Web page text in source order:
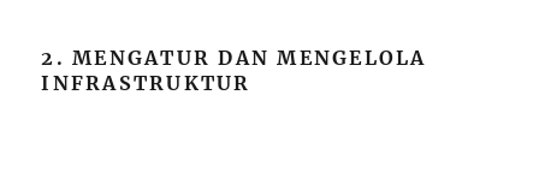
2. MENGATUR DAN MENGELOLA
INFRASTRUKTUR